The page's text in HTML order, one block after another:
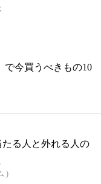
で今買うべきもの10
る人と外れる人の
)